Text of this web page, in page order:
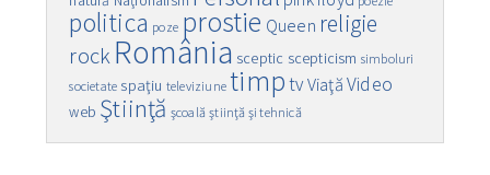
politica poze prostie Queen religie
rockRomânia sceptic scepticism simboluri
societate spaţiu televiziune timptvViaţă Video
web Ştiinţă şcoală ştiinţă şi tehnică